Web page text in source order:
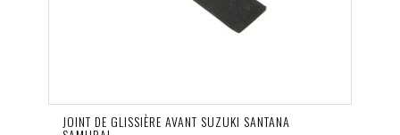
JOINT DE GLISSIÈRE AVANT SUZUKI SANTANA